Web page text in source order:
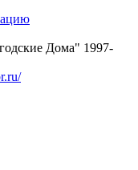
Дома" 1997-